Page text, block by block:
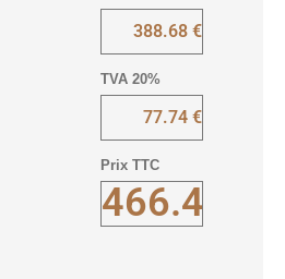
TVA 20%
Prix TTC